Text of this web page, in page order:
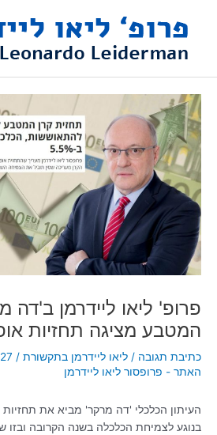
פרופ' ליאו ליידרמן ב'דה
המטבע מציגה תחזיות
כתיבת תגובה / ליאו ליידרמן בתקשורת / 27 בינואר 2021
האתר - פרופסור ליאו ליידרמן
העיתון הכלכלי 'דה מרקר' מביא את
בנוגע לצמיחת הכלכלה בשנה הקרובה ובזו